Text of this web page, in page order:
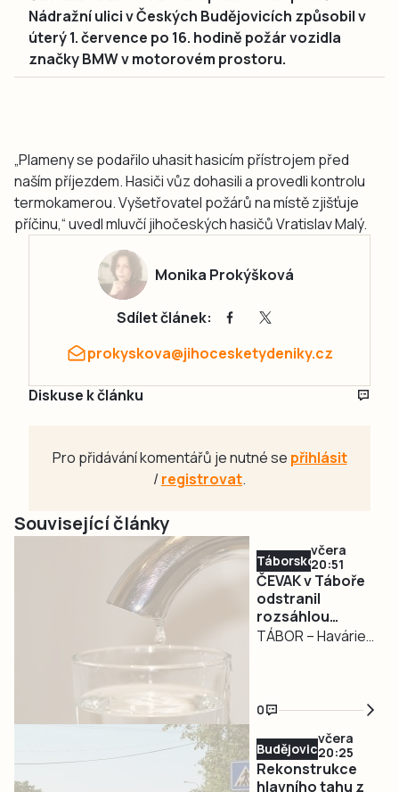
Nádražní ulici v Českých Budějovicích způsobil v
úterý 1. července po 16. hodině požár vozidla
značky BMW v motorovém prostoru.
„Plameny se podařilo uhasit hasicím přístrojem před
naším příjezdem. Hasiči vůz dohasili a provedli kontrolu
termokamerou. Vyšetřovatel požárů na místě zjišťuje
příčinu,“ uvedl mluvčí jihočeských hasičů Vratislav Malý.
Monika Prokýšková
Sdílet článek:
prokyskova@jihocesketydeniky.cz
Diskuse k článku
Pro přidávání komentářů je nutné se přihlásit
/registrovat.
Související články
Táborsko
včera
20:51
ČEVAK v Táboře
odstranil
rozsáhlou
havárii a v půl
TÁBOR – Havárie
odpoledne ocitla
bez vody zhruba
třetina města v
severní části
Tábora, je
0
Budějovicko
včera
20:25
Rekonstrukce
hlavního tahu z